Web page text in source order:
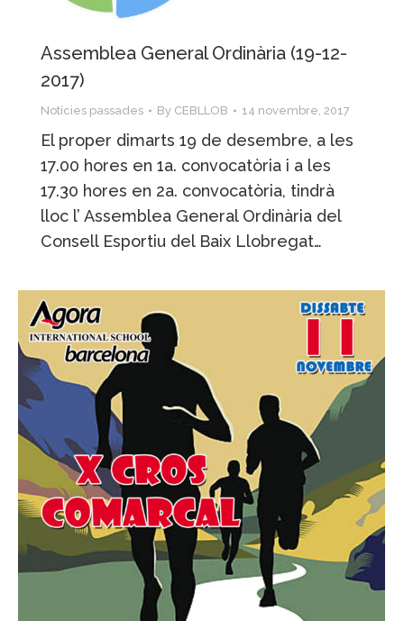
Assemblea General Ordinària (19-12-
2017)
Notícies passades By CEBLLOB 14 novembre, 2017
El proper dimarts 19 de desembre, a les
17.00 hores en 1a. convocatòria i a les
17.30 hores en 2a. convocatòria, tindrà
lloc l’ Assemblea General Ordinària del
Consell Esportiu del Baix Llobregat…